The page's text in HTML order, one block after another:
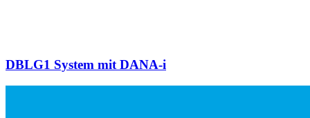
DBLG1 System mit DANA-i